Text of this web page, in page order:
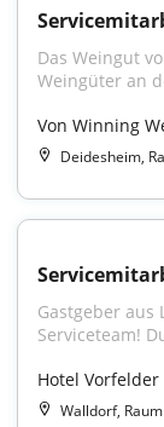
Das Weingut
Weingüter an
Von Winning
Deidesheim,
Gastgeber aus
Serviceteam!
Hotel Vorfelder
Walldorf, Raum